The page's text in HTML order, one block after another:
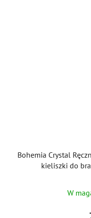
Bohemia Crystal
kieliszki do
W